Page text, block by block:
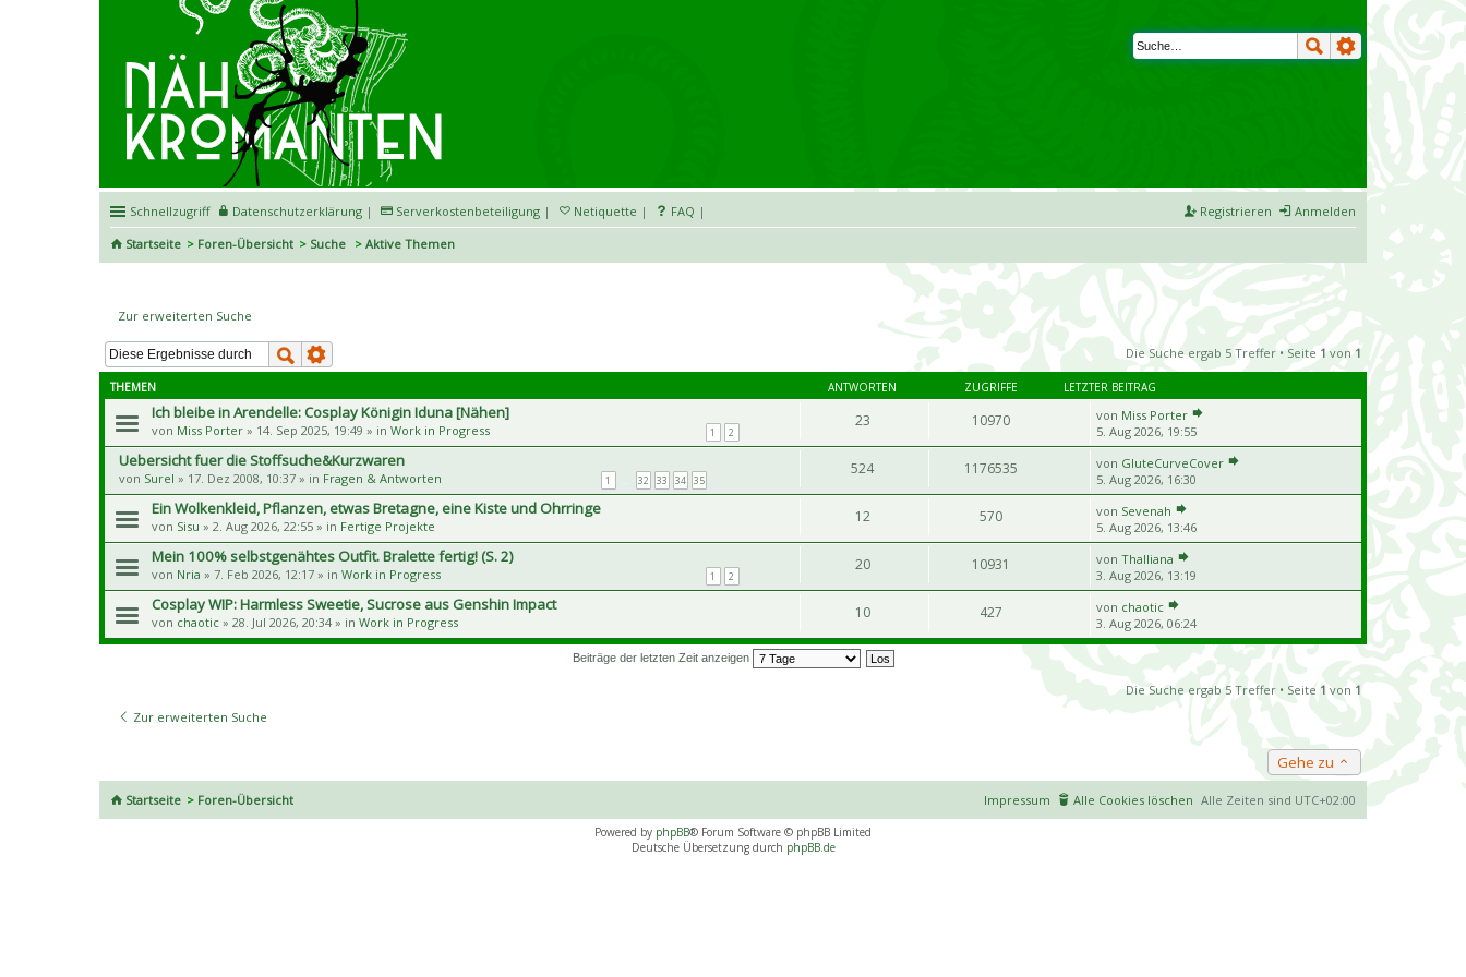
Schnellzugriff Datenschutzerklärung | Serverkostenbeteiligung | Netiquette | FAQ | Anmelden
Registrieren
Startseite
Foren-Übersicht Suche Aktive Themen
Zur erweiterten Suche
Die Suche ergab 5 Treffer • Seite 1 von 1
THEMEN ANTWORTEN ZUGRIFFE LETZTER BEITRAG
Ich bleibe in Arendelle: Cosplay Königin Iduna [Nähen]
1 2
von Miss Porter » 14. Sep 2025, 19:49 » in Work in Progress
23 10970 von Miss Porter
5. Aug 2026, 19:55
Uebersicht fuer die Stoffsuche&Kurzwaren
1 32 33 34 35
von Surel » 17. Dez 2008, 10:37 » in Fragen & Antworten
524 1176535 von GluteCurveCover
5. Aug 2026, 16:30
Ein Wolkenkleid, Pflanzen, etwas Bretagne, eine Kiste und Ohrringe
von Sisu » 2. Aug 2026, 22:55 » in Fertige Projekte
12 570 von Sevenah
5. Aug 2026, 13:46
Mein 100% selbstgenähtes Outfit. Bralette fertig! (S. 2)
1 2
von Nria » 7. Feb 2026, 12:17 » in Work in Progress
20 10931 von Thalliana
3. Aug 2026, 13:19
Cosplay WIP: Harmless Sweetie, Sucrose aus Genshin Impact
von chaotic » 28. Jul 2026, 20:34 » in Work in Progress
10 427 von chaotic
3. Aug 2026, 06:24
Beiträge der letzten Zeit anzeigen
Die Suche ergab 5 Treffer • Seite 1 von 1
Zur erweiterten Suche
Gehe zu
Startseite Foren-Übersicht Alle Zeiten sind UTC+02:00
Alle Cookies löschen
Impressum
Powered by phpBB® Forum Software © phpBB Limited
Deutsche Übersetzung durch phpBB.de